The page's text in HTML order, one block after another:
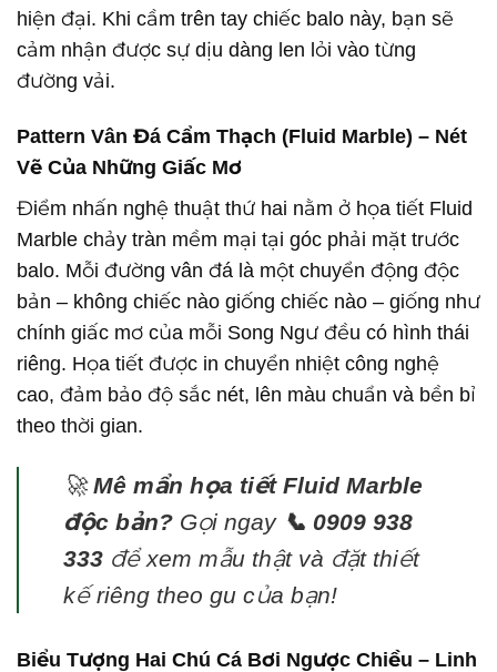
hiện đại. Khi cầm trên tay chiếc balo này, bạn sẽ
cảm nhận được sự dịu dàng len lỏi vào từng
đường vải.
Pattern Vân Đá Cẩm Thạch (Fluid Marble) – Nét
Vẽ Của Những Giấc Mơ
Điểm nhấn nghệ thuật thứ hai nằm ở họa tiết Fluid
Marble chảy tràn mềm mại tại góc phải mặt trước
balo. Mỗi đường vân đá là một chuyển động độc
bản – không chiếc nào giống chiếc nào – giống như
chính giấc mơ của mỗi Song Ngư đều có hình thái
riêng. Họa tiết được in chuyển nhiệt công nghệ
cao, đảm bảo độ sắc nét, lên màu chuẩn và bền bỉ
theo thời gian.
🚀Mê mẩn họa tiết Fluid Marble
độc bản?Gọi ngay 📞 0909 938
333để xem mẫu thật và đặt thiết
kế riêng theo gu của bạn!
Biểu Tượng Hai Chú Cá Bơi Ngược Chiều – Linh